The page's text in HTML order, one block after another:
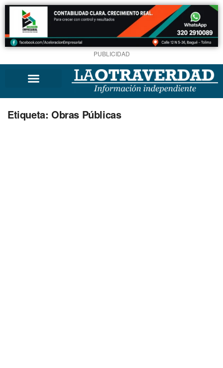
PUBLICIDAD
Etiqueta: Obras Públicas